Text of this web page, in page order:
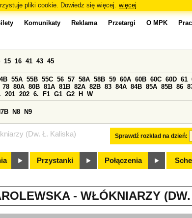
pliki cookie. Dowiedz się więcej. więcej
(Dw. Ł. Kaliska)
Komunikaty Reklama Przetargi O MPK
Sprawdź rozkład na dzień:
15 16 41 43 45
55A 55B 55C 56 57 58A 58B 59 60A 60B 60C 60D 61
78 80A 80B 81A 81B 82A 82B 83 84A 84B 85A 85B 86
201 202 6. F1 G1 G2 H W
N8 N9
Przystanki Połączenia
- WŁÓKNIARZY